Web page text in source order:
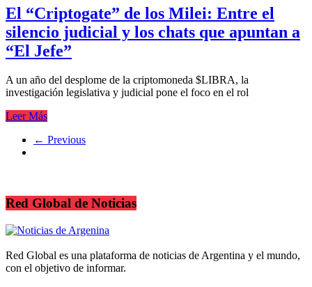
El “Criptogate” de los Milei: Entre el
silencio judicial y los chats que apuntan a
“El Jefe”
A un año del desplome de la criptomoneda $LIBRA, la
investigación legislativa y judicial pone el foco en el rol
Leer Más
← Previous
Red Global de Noticias
Red Global es una plataforma de noticias de Argentina y el mundo,
con el objetivo de informar.